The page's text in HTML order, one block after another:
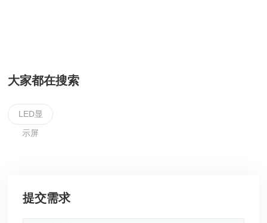
大家都在搜索
LED显
示屏
提交需求